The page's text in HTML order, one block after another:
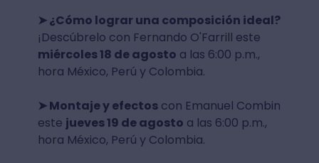
➤ ¿Cómo lograr una composición ideal?
¡Descúbrelo con Fernando O'Farrill este
miércoles 18 de agosto a las 6:00 p.m.,
hora México, Perú y Colombia.
➤ Montaje y efectoscon Emanuel Combin
este jueves 19 de agosto a las 6:00 p.m.,
hora México, Perú y Colombia.